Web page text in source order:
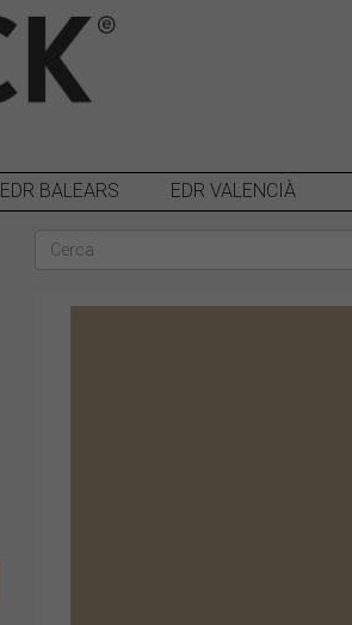
EDR BALEARS EDR VALENCIÀ